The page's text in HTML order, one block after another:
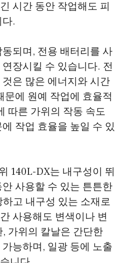
시간 동안 작업해도 피
.
되며, 전용 배터리를 사
장시킬 수 있습니다. 전
은 많은 에너지와 시간
문에 원예 작업에 효율적
따른 가위의 작동 속도
작업 효율을 높일 수 있
140L-DX는 내구성이 뛰
사용할 수 있는 튼튼한
고 내구성 있는 소재로
사용해도 변색이나 변
가위의 칼날은 간단한
능하며, 일광 등에 노출